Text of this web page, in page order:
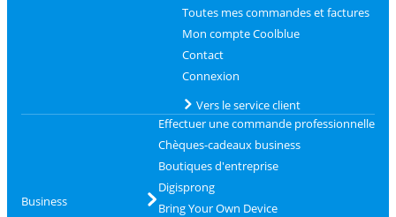
Toutes mes commandes et factures
Mon compte Coolblue
Contact
Connexion
Vers le service client
Business
Effectuer une commande professionnelle
Chèques-cadeaux business
Boutiques d'entreprise
Digisprong
Bring Your Own Device